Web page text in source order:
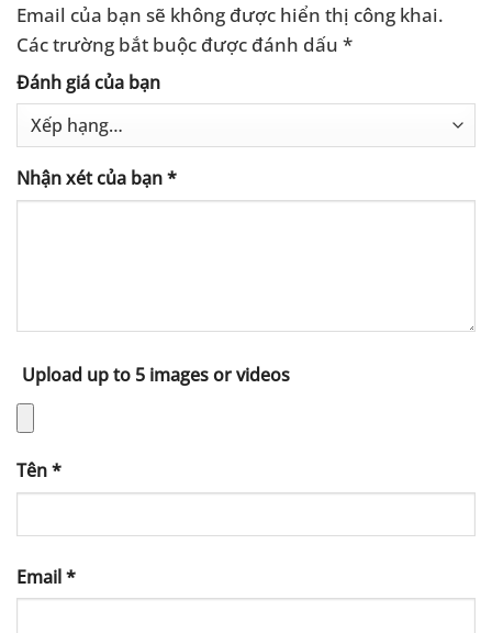
Email của bạn sẽ không được hiển thị công khai.
Các trường bắt buộc được đánh dấu *
Đánh giá của bạn
Nhận xét của bạn*
Upload up to 5 images or videos
Tên*
Email*